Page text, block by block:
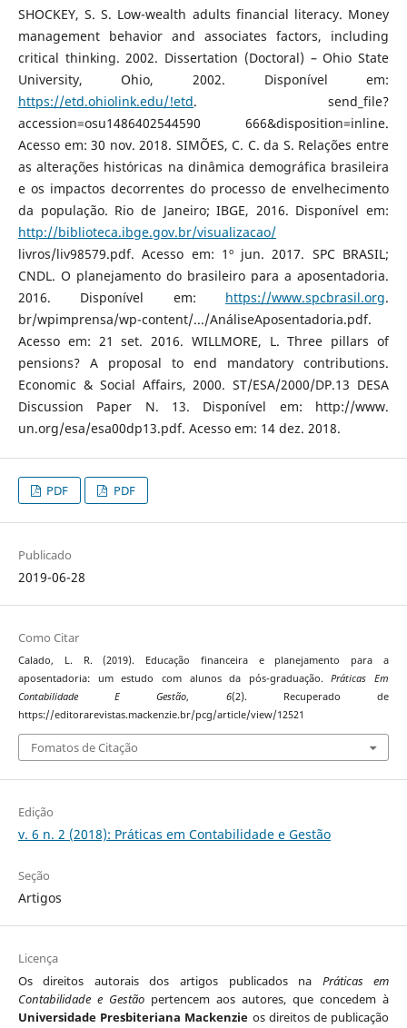
SHOCKEY, S. S. Low-wealth adults financial literacy. Money
management behavior and associates factors, including
critical thinking. 2002. Dissertation (Doctoral) – Ohio State
University, Ohio, 2002. Disponível em:
https://etd.ohiolink.edu/!etd. send_file?
accession=osu1486402544590 666&disposition=inline.
Acesso em: 30 nov. 2018. SIMÕES, C. C. da S. Relações entre
as alterações históricas na dinâmica demográfica brasileira
e os impactos decorrentes do processo de envelhecimento
da população. Rio de Janeiro; IBGE, 2016. Disponível em:
http://biblioteca.ibge.gov.br/visualizacao/
livros/liv98579.pdf. Acesso em: 1º jun. 2017. SPC BRASIL;
CNDL. O planejamento do brasileiro para a aposentadoria.
2016. Disponível em: https://www.spcbrasil.org.
br/wpimprensa/wp-content/.../AnáliseAposentadoria.pdf.
Acesso em: 21 set. 2016. WILLMORE, L. Three pillars of
pensions? A proposal to end mandatory contributions.
Economic & Social Affairs, 2000. ST/ESA/2000/DP.13 DESA
Discussion Paper N. 13. Disponível em: http://www.
un.org/esa/esa00dp13.pdf. Acesso em: 14 dez. 2018.
PDF PDF
Publicado
2019-06-28
Como Citar
Calado, L. R. (2019). Educação financeira e planejamento para a
aposentadoria: um estudo com alunos da pós-graduação.Práticas Em
Contabilidade E Gestão, 6(2). Recuperado de
https://editorarevistas.mackenzie.br/pcg/article/view/12521
Fomatos de Citação
Edição
v. 6 n. 2 (2018): Práticas em Contabilidade e Gestão
Seção
Artigos
Licença
Os direitos autorais dos artigos publicados na Práticas em
Contabilidade e Gestãopertencem aos autores, que concedem à
Universidade Presbiteriana Mackenzie os direitos de publicação